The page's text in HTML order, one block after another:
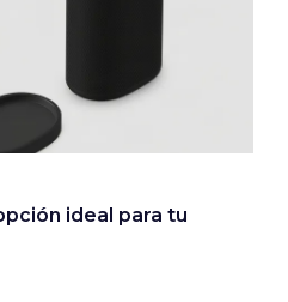
ideal para tu